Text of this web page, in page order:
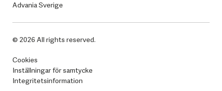
Advania Sverige
© 2026 All rights reserved.
Cookies
Inställningar för samtycke
Integritetsinformation